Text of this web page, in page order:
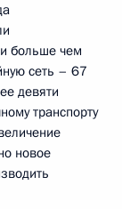
больше чем
сеть – 67
девяти
транспорту
новое